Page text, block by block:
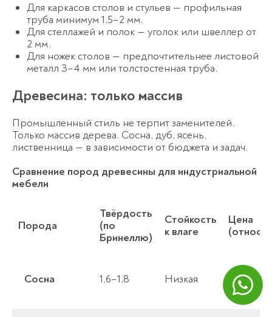
Для каркасов столов и стульев — профильная
труба минимум 1,5–2 мм.
Для стеллажей и полок — уголок или швеллер от
2 мм.
Для ножек столов — предпочтительнее листовой
металл 3–4 мм или толстостенная труба.
Древесина: только массив
Промышленный стиль не терпит заменителей.
Только массив дерева. Сосна, дуб, ясень,
лиственница — в зависимости от бюджета и задач.
Сравнение пород древесины для индустриальной
мебели
Порода
Твёрдость
(по
Бринеллю)
Стойкость
к влаге
Цена
Сосна 1,6–1,8 Низкая Низкая